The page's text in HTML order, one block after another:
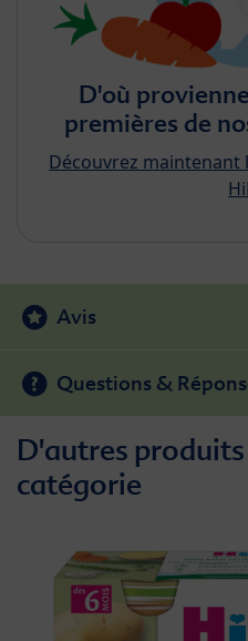
D'où
premières de
Découvrez
Avis
Questions &
D'autres
catégorie